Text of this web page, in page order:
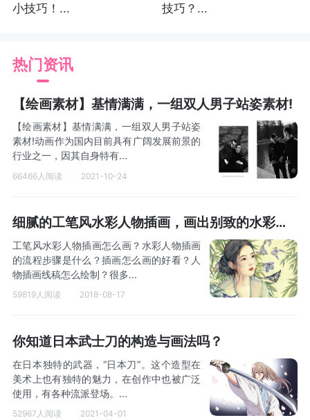
小技巧！...
技巧？...
热门资讯
【绘画素材】基情满满，一组双人男子站姿素材!
【绘画素材】基情满满，一组双人男子站姿
素材!动画作为国内目前具有广阔发展前景的
行业之一，因其自身特有...
66466人阅读 2021-10-24
细腻的工笔风水彩人物插画，画出别致的水彩少女（一）
工笔风水彩人物插画怎么画？水彩人物插画
的流程步骤是什么？插画怎么画的好看？人
物插画线稿怎么绘制？很多...
59819人阅读 2018-08-17
你知道日本武士刀的构造与画法吗？
在日本独特的武器，“日本刀”。这个造型在
美术上也有独特的魅力，在创作中也被广泛
使用，有各种流派登场。...
52967人阅读 2021-04-01